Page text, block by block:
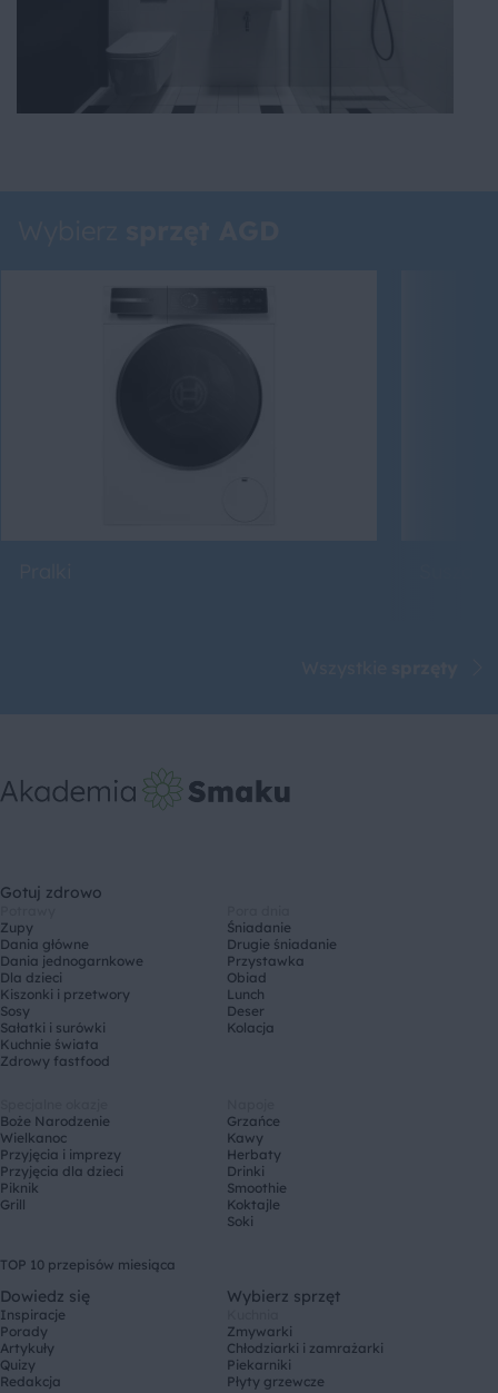
Gotuj zdrowo
Zupy
Dania główne
Dania jednogarnkowe
Dla dzieci
Kiszonki i przetwory
Sosy
Sałatki i surówki
Kuchnie świata
Zdrowy fastfood
Śniadanie
Drugie śniadanie
Przystawka
Obiad
Lunch
Deser
Kolacja
Boże Narodzenie
Wielkanoc
Przyjęcia i imprezy
Przyjęcia dla dzieci
Piknik
Grill
Grzańce
Kawy
Herbaty
Drinki
Smoothie
Koktajle
Soki
TOP 10 przepisów miesiąca
Dowiedz się
Inspiracje
Porady
Artykuły
Quizy
Redakcja
Wybierz sprzęt
Zmywarki
Chłodziarki i zamrażarki
Piekarniki
Płyty grzewcze